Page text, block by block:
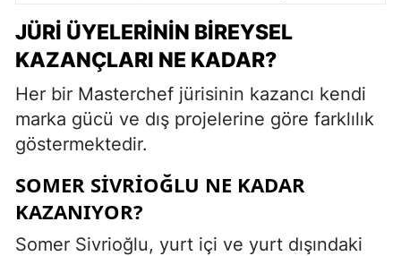
JÜRI ÜYELERININ BIREYSEL
KAZANÇLARI NE KADAR?
Her bir Masterchef jürisinin kazancı kendi
marka gücü ve dış projelerine göre farklılık
göstermektedir.
SOMER SIVRIOĞLU NE KADAR
KAZANIYOR?
Somer Sivrioğlu, yurt içi ve yurt dışındaki